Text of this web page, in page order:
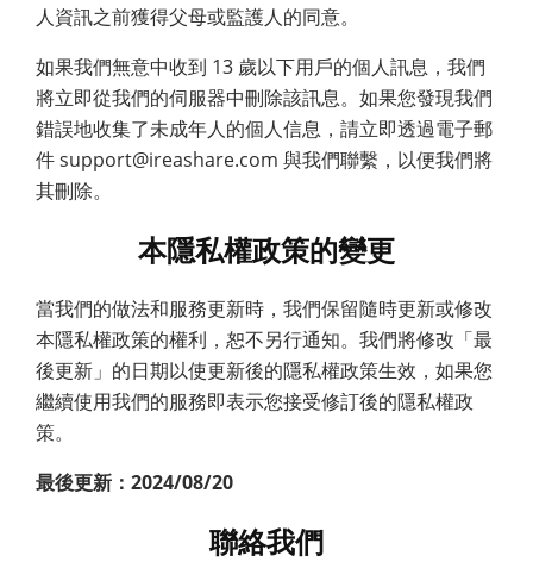
人資訊之前獲得父母或監護人的同意。
如果我們無意中收到 13 歲以下用戶的個人訊息，我們
將立即從我們的伺服器中刪除該訊息。如果您發現我們
錯誤地收集了未成年人的個人信息，請立即透過電子郵
件 support@ireashare.com 與我們聯繫，以便我們將
其刪除。
本隱私權政策的變更
當我們的做法和服務更新時，我們保留隨時更新或修改
本隱私權政策的權利，恕不另行通知。我們將修改「最
後更新」的日期以使更新後的隱私權政策生效，如果您
繼續使用我們的服務即表示您接受修訂後的隱私權政
策。
最後更新：2024/08/20
聯絡我們